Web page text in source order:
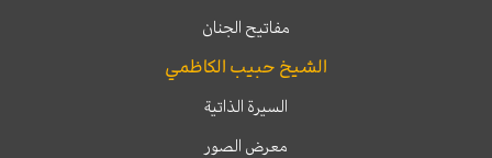
مفاتيح الجنان
الشيخ حبيب الكاظمي
السيرة الذاتية
معرض الصور